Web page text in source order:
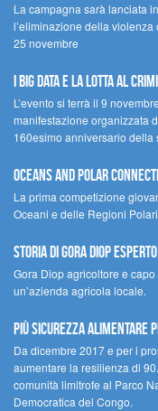
La campagna sarà lanciata
l’eliminazione della
25 novembre
I Big Data e la lotta al
L’evento si terrà il 9
manifestazione organizzata
160esimo anniversario della
Oceans and Polar
La prima competizione
Oceani e delle Regioni
STORIA DI GORA DIOP
Gora Diop agricoltore e
un’azienda agricola locale.
Più sicurezza alimentare
Da dicembre 2017 e per i
aumentare la resilienza di
comunità limitrofe al Parco
Democratica del Congo.